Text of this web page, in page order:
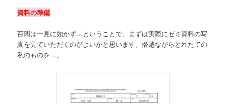
資料の準備
百聞は一見に如かず…ということで、まずは実際にゼミ資料の写
真を見ていただくのがよいかと思います。僭越ながらとれたての
私のものを…。